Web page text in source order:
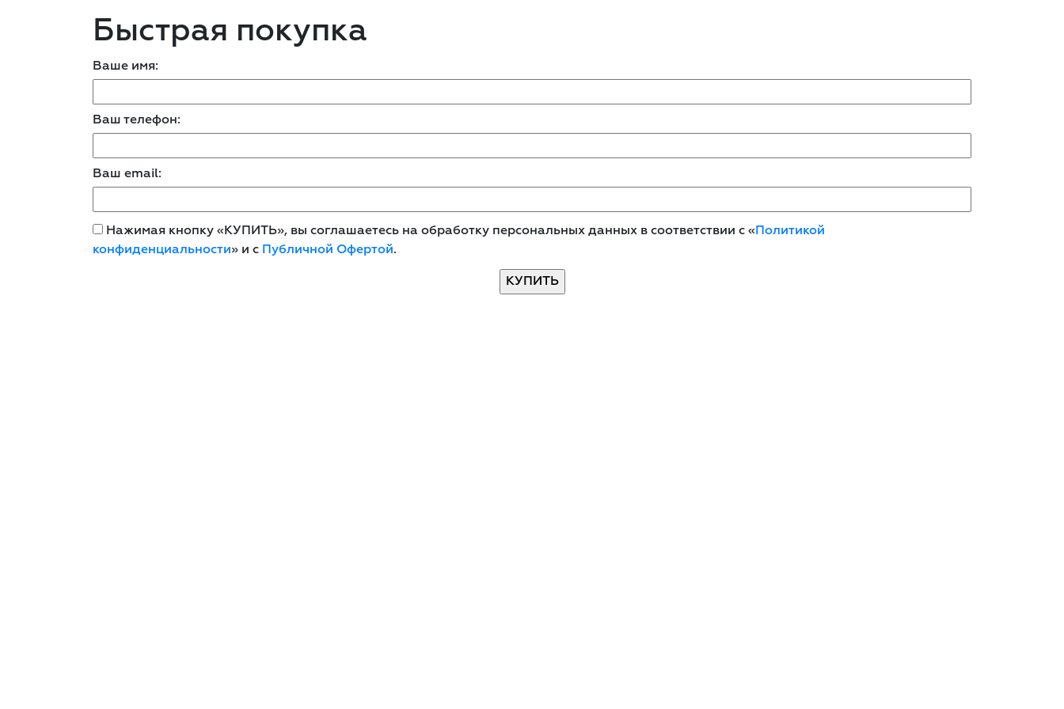
Быстрая покупка
Ваше имя:
Ваш телефон:
Ваш email:
Нажимая кнопку «КУПИТЬ», вы соглашаетесь на обработку персональных данных в соответствии с «Политикой
конфиденциальности» и с Публичной Офертой.